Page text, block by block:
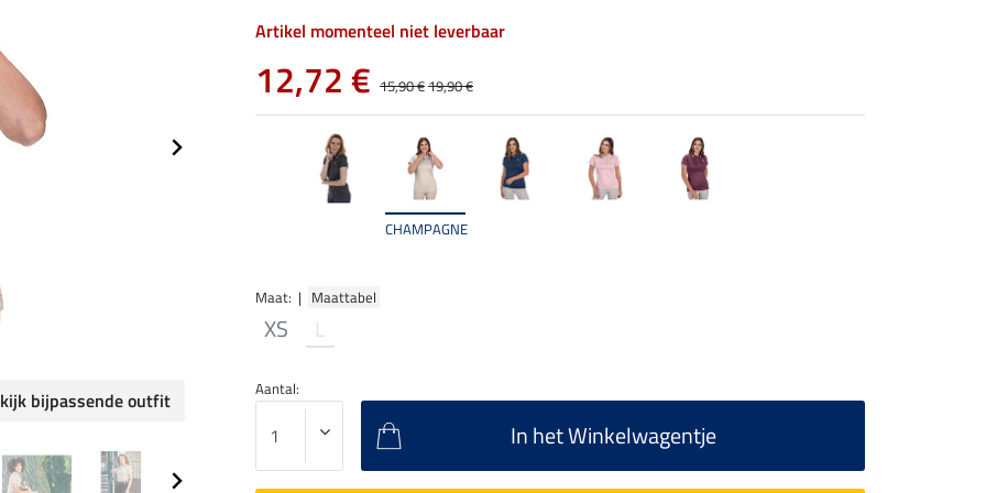
bijpassende outfit
CHAMPAGNE
Maat: | Maattabel
XS L
Artikel momenteel niet leverbaar
12,72 € 15,90 €19,90 €
Aantal:
In het Winkelwagentje